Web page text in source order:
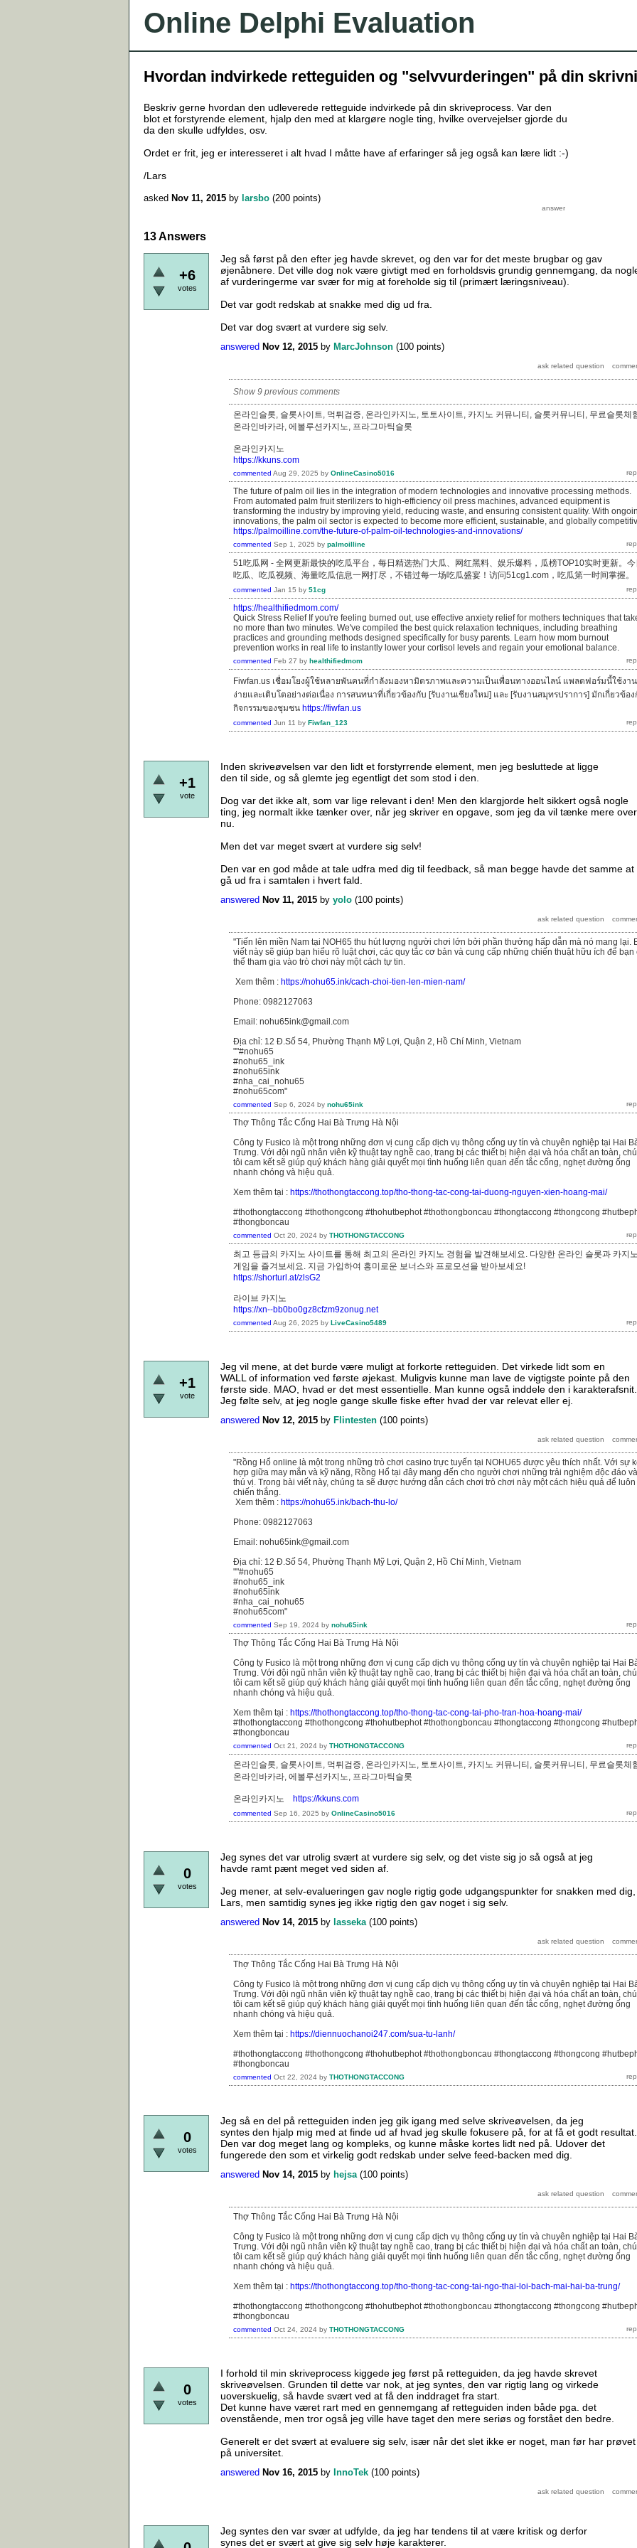
Online Delphi Evaluation
Hvordan indvirkede retteguiden og "selvvurderingen" på din
Beskriv gerne hvordan den udleverede retteguide indvirkede på din skriveprocess. Var den
blot et forstyrende element, hjalp den med at klargøre nogle ting, hvilke overvejelser gjorde du
da den skulle udfyldes, osv.
Ordet er frit, jeg er interesseret i alt hvad I måtte have af erfaringer så jeg også kan lære lidt :-)
/Lars
asked Nov 11, 2015 by larsbo (200 points)
13 Answers
+6
votes
Jeg så først på den efter jeg havde skrevet, og den var for det meste brugbar og gav
øjenåbnere. Det ville dog nok være givtigt med en forholdsvis grundig gennemgang, da
af vurderingerme var svær for mig at foreholde sig til (primært læringsniveau).
Det var godt redskab at snakke med dig ud fra.
Det var dog svært at vurdere sig selv.
answered Nov 12, 2015 by MarcJohnson (100 points)
Show 9 previous comments
온라인슬롯, 슬롯사이트, 먹튀검증, 온라인카지노, 토토사이트, 카지노 커뮤니티, 슬롯커뮤니티, 무료슬롯체
온라인바카라, 에볼루션카지노, 프라그마틱슬롯
온라인카지노
https://kkuns.com
commented Aug 29, 2025 by OnlineCasino5016
The future of palm oil lies in the integration of modern technologies and innovative processing methods.
From automated palm fruit sterilizers to high-efficiency oil press machines, advanced equipment is
transforming the industry by improving yield, reducing waste, and ensuring consistent quality. With
innovations, the palm oil sector is expected to become more efficient, sustainable, and globally
https://palmoilline.com/the-future-of-palm-oil-technologies-and-innovations/
commented Sep 1, 2025 by palmoilline
51吃瓜网 - 全网更新最快的吃瓜平台，每日精选热门大瓜、网红黑料、娱乐爆料，瓜榜TOP10实时更新。
吃瓜、吃瓜视频、海量吃瓜信息一网打尽，不错过每一场吃瓜盛宴！访问51cg1.com，吃瓜第一时间掌握。
commented Jan 15 by 51cg
https://healthifiedmom.com/
Quick Stress Relief If you're feeling burned out, use effective anxiety relief for mothers techniques that
no more than two minutes. We've compiled the best quick relaxation techniques, including breathing
practices and grounding methods designed specifically for busy parents. Learn how mom burnout
prevention works in real life to instantly lower your cortisol levels and regain your emotional balance.
commented Feb 27 by healthifiedmom
Fiwfan.us เชื่อมโยงผู้ใช้หลายพันคนที่กำลังมองหามิตรภาพและความเป็นเพื่อนทางออนไลน์ แพลตฟอร์มนี้ใช้งาน
ง่ายและเติบโตอย่างต่อเนื่อง การสนทนาที่เกี่ยวข้องกับ [รับงานเชียงใหม่] และ [รับงานสมุทรปราการ] มักเกี่ยวข้อ
กิจกรรมของชุมชน https://fiwfan.us
commented Jun 11 by Fiwfan_123
+1
vote
Inden skriveøvelsen var den lidt et forstyrrende element, men jeg besluttede at ligge
den til side, og så glemte jeg egentligt det som stod i den.
Dog var det ikke alt, som var lige relevant i den! Men den klargjorde helt sikkert også nogle
ting, jeg normalt ikke tænker over, når jeg skriver en opgave, som jeg da vil tænke mere over
nu.
Men det var meget svært at vurdere sig selv!
Den var en god måde at tale udfra med dig til feedback, så man begge havde det samme at
gå ud fra i samtalen i hvert fald.
answered Nov 11, 2015 by yolo (100 points)
"Tiến lên miền Nam tại NOH65 thu hút lượng người chơi lớn bởi phần thưởng hấp dẫn mà nó mang lại.
viết này sẽ giúp bạn hiểu rõ luật chơi, các quy tắc cơ bản và cung cấp những chiến thuật hữu ích để bạn
thể tham gia vào trò chơi này một cách tự tin.
Xem thêm : https://nohu65.ink/cach-choi-tien-len-mien-nam/
Phone: 0982127063
Email: nohu65ink@gmail.com
Địa chỉ: 12 Đ.Số 54, Phường Thạnh Mỹ Lợi, Quận 2, Hồ Chí Minh, Vietnam
""#nohu65
#nohu65_ink
#nohu65ink
#nha_cai_nohu65
#nohu65com"
commented Sep 6, 2024 by nohu65ink
Thợ Thông Tắc Cống Hai Bà Trưng Hà Nội
Công ty Fusico là một trong những đơn vị cung cấp dịch vụ thông cống uy tín và chuyên nghiệp tại Hai
Trưng. Với đội ngũ nhân viên kỹ thuật tay nghề cao, trang bị các thiết bị hiện đại và hóa chất an toàn,
tôi cam kết sẽ giúp quý khách hàng giải quyết mọi tình huống liên quan đến tắc cống, nghẹt đường ống
nhanh chóng và hiệu quả.
Xem thêm tại : https://thothongtaccong.top/tho-thong-tac-cong-tai-duong-nguyen-xien-hoang-mai/
#thothongtaccong #thothongcong #thohutbephot #thothongboncau #thongtaccong #thongcong
#thongboncau
commented Oct 20, 2024 by THOTHONGTACCONG
최고 등급의 카지노 사이트를 통해 최고의 온라인 카지노 경험을 발견해보세요. 다양한 온라인 슬롯과 카지
게임을 즐겨보세요. 지금 가입하여 흥미로운 보너스와 프로모션을 받아보세요!
https://shorturl.at/zlsG2
라이브 카지노
https://xn--bb0bo0gz8cfzm9zonug.net
commented Aug 26, 2025 by LiveCasino5489
+1
vote
Jeg vil mene, at det burde være muligt at forkorte retteguiden. Det virkede lidt som en
WALL of information ved første øjekast. Muligvis kunne man lave de vigtigste pointe på den
første side. MAO, hvad er det mest essentielle. Man kunne også inddele den i karakterafsnit.
Jeg følte selv, at jeg nogle gange skulle fiske efter hvad der var relevat eller ej.
answered Nov 12, 2015 by Flintesten (100 points)
"Rồng Hổ online là một trong những trò chơi casino trực tuyến tại NOHU65 được yêu thích nhất. Với sự
hợp giữa may mắn và kỹ năng, Rồng Hổ tại đây mang đến cho người chơi những trải nghiệm độc đáo và
thú vị. Trong bài viết này, chúng ta sẽ được hướng dẫn cách chơi trò chơi này một cách hiệu quả để luôn
chiến thắng.
Xem thêm : https://nohu65.ink/bach-thu-lo/
Phone: 0982127063
Email: nohu65ink@gmail.com
Địa chỉ: 12 Đ.Số 54, Phường Thạnh Mỹ Lợi, Quận 2, Hồ Chí Minh, Vietnam
""#nohu65
#nohu65_ink
#nohu65ink
#nha_cai_nohu65
#nohu65com"
commented Sep 19, 2024 by nohu65ink
Thợ Thông Tắc Cống Hai Bà Trưng Hà Nội
Công ty Fusico là một trong những đơn vị cung cấp dịch vụ thông cống uy tín và chuyên nghiệp tại Hai
Trưng. Với đội ngũ nhân viên kỹ thuật tay nghề cao, trang bị các thiết bị hiện đại và hóa chất an toàn,
tôi cam kết sẽ giúp quý khách hàng giải quyết mọi tình huống liên quan đến tắc cống, nghẹt đường ống
nhanh chóng và hiệu quả.
Xem thêm tại : https://thothongtaccong.top/tho-thong-tac-cong-tai-pho-tran-hoa-hoang-mai/
#thothongtaccong #thothongcong #thohutbephot #thothongboncau #thongtaccong #thongcong
#thongboncau
commented Oct 21, 2024 by THOTHONGTACCONG
온라인슬롯, 슬롯사이트, 먹튀검증, 온라인카지노, 토토사이트, 카지노 커뮤니티, 슬롯커뮤니티, 무료슬롯체
온라인바카라, 에볼루션카지노, 프라그마틱슬롯
온라인카지노 https://kkuns.com
commented Sep 16, 2025 by OnlineCasino5016
0
votes
Jeg synes det var utrolig svært at vurdere sig selv, og det viste sig jo så også at jeg
havde ramt pænt meget ved siden af.
Jeg mener, at selv-evalueringen gav nogle rigtig gode udgangspunkter for snakken med dig,
Lars, men samtidig synes jeg ikke rigtig den gav noget i sig selv.
answered Nov 14, 2015 by lasseka (100 points)
Thợ Thông Tắc Cống Hai Bà Trưng Hà Nội
Công ty Fusico là một trong những đơn vị cung cấp dịch vụ thông cống uy tín và chuyên nghiệp tại Hai
Trưng. Với đội ngũ nhân viên kỹ thuật tay nghề cao, trang bị các thiết bị hiện đại và hóa chất an toàn,
tôi cam kết sẽ giúp quý khách hàng giải quyết mọi tình huống liên quan đến tắc cống, nghẹt đường ống
nhanh chóng và hiệu quả.
Xem thêm tại : https://diennuochanoi247.com/sua-tu-lanh/
#thothongtaccong #thothongcong #thohutbephot #thothongboncau #thongtaccong #thongcong
#thongboncau
commented Oct 22, 2024 by THOTHONGTACCONG
0
votes
Jeg så en del på retteguiden inden jeg gik igang med selve skriveøvelsen, da jeg
syntes den hjalp mig med at finde ud af hvad jeg skulle fokusere på, for at få et godt resultat.
Den var dog meget lang og kompleks, og kunne måske kortes lidt ned på. Udover det
fungerede den som et virkelig godt redskab under selve feed-backen med dig.
answered Nov 14, 2015 by hejsa (100 points)
Thợ Thông Tắc Cống Hai Bà Trưng Hà Nội
Công ty Fusico là một trong những đơn vị cung cấp dịch vụ thông cống uy tín và chuyên nghiệp tại Hai
Trưng. Với đội ngũ nhân viên kỹ thuật tay nghề cao, trang bị các thiết bị hiện đại và hóa chất an toàn,
tôi cam kết sẽ giúp quý khách hàng giải quyết mọi tình huống liên quan đến tắc cống, nghẹt đường ống
nhanh chóng và hiệu quả.
Xem thêm tại : https://thothongtaccong.top/tho-thong-tac-cong-tai-ngo-thai-loi-bach-mai-hai-ba-trung/
#thothongtaccong #thothongcong #thohutbephot #thothongboncau #thongtaccong #thongcong
#thongboncau
commented Oct 24, 2024 by THOTHONGTACCONG
0
votes
I forhold til min skriveprocess kiggede jeg først på retteguiden, da jeg havde skrevet
skriveøvelsen. Grunden til dette var nok, at jeg syntes, den var rigtig lang og virkede
uoverskuelig, så havde svært ved at få den inddraget fra start.
Det kunne have været rart med en gennemgang af retteguiden inden både pga. det
ovenstående, men tror også jeg ville have taget den mere seriøs og forstået den bedre.
Generelt er det svært at evaluere sig selv, især når det slet ikke er noget, man før har prøvet
på universitet.
answered Nov 16, 2015 by InnoTek (100 points)
Jeg syntes den var svær at udfylde, da jeg har tendens til at være kritisk og derfor
synes det er svært at give sig selv høje karakterer.